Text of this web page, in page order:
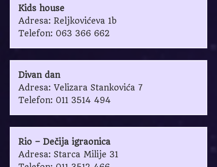
Kids house
Adresa: Reljkovićeva 1b
Telefon: 063 366 662
Divan dan
Adresa: Velizara Stankovića 7
Telefon: 011 3514 494
Rio – Dečija igraonica
Adresa: Starca Milije 31